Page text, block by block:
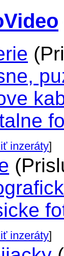
inzeráty]
inzeráty]